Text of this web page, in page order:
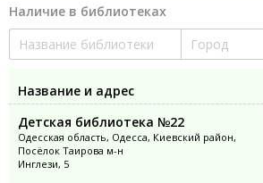
Наличие в библиотеках
Название и адрес
Детская библиотека №22
Одесская область, Одесса, Киевский район,
Посёлок Таирова м-н
Инглези, 5